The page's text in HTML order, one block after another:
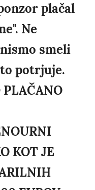
plačal
Ne
smeli
potrjuje.
KOT JE